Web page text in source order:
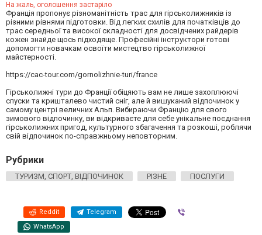
На жаль, оголошення застаріло
Франція пропонує різноманітність трас для гірськолижників із
різними рівнями підготовки. Від легких схилів для початківців до
трас середньої та високої складності для досвідчених райдерів
кожен знайде щось підходяще. Професійні інструктори готові
допомогти новачкам освоїти мистецтво гірськолижної
майстерності.
https://cac-tour.com/gornolizhnie-turi/france
Гірськолижні тури до Франції обіцяють вам не лише захоплюючі
спуски та кришталево чистий сніг, але й вишуканий відпочинок у
самому центрі величних Альп. Вибираючи Францію для свого
зимового відпочинку, ви відкриваєте для себе унікальне поєднання
гірськолижних пригод, культурного збагачення та розкоші, роблячи
свій відпочинок по-справжньому неповторним.
Рубрики
ТУРИЗМ, СПОРТ, ВІДПОЧИНОК РІЗНЕ ПОСЛУГИ
Reddit Telegram
WhatsApp